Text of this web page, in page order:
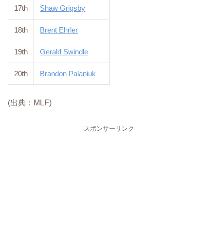
17th Shaw Grigsby
18th Brent Ehrler
19th Gerald Swindle
20th Brandon Palaniuk
(出典：MLF)
スポンサーリンク